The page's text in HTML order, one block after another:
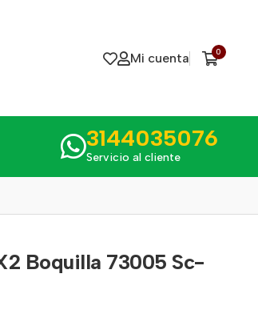
Mi cuenta 0
3144035076
Servicio al cliente
Boquilla 73005 Sc-